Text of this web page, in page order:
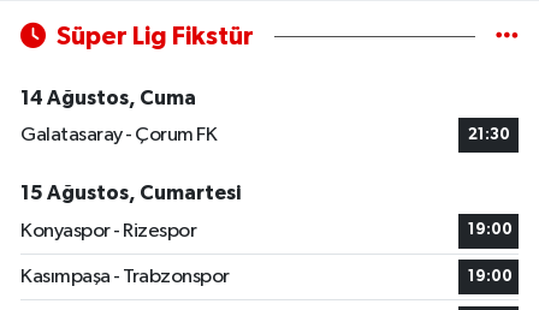
Süper Lig Fikstür
14 Ağustos, Cuma
Galatasaray - Çorum FK
21:30
15 Ağustos, Cumartesi
Konyaspor - Rizespor
19:00
Kasımpaşa - Trabzonspor 19:00